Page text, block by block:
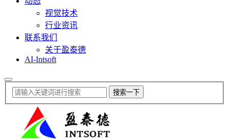
视觉技术
行业资讯
联系我们
关于盈泰德
AI-Intsoft